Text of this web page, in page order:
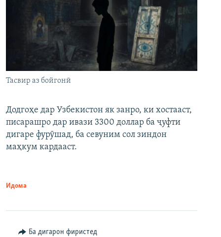
Тасвир аз бойгонӣ
Додгоҳе дар Узбекистон як занро, ки хостааст,
писарашро дар ивази 3300 доллар ба ҷуфти
дигаре фурӯшад, ба севуним сол зиндон
маҳкум кардааст.
Идома
Ба дигарон фиристед